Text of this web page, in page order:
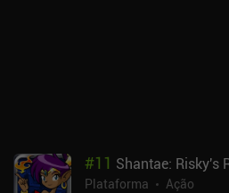
#11 Shantae: Risky's
Plataforma
Ação